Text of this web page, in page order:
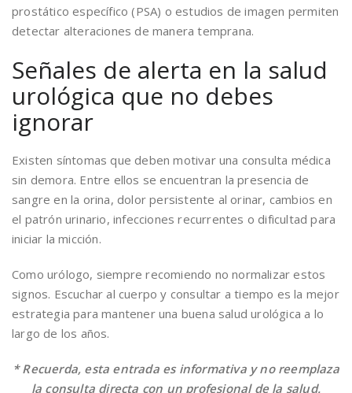
prostático específico (PSA) o estudios de imagen permiten
detectar alteraciones de manera temprana.
Señales de alerta en la salud
urológica que no debes
ignorar
Existen síntomas que deben motivar una consulta médica
sin demora. Entre ellos se encuentran la presencia de
sangre en la orina, dolor persistente al orinar, cambios en
el patrón urinario, infecciones recurrentes o dificultad para
iniciar la micción.
Como urólogo, siempre recomiendo no normalizar estos
signos. Escuchar al cuerpo y consultar a tiempo es la mejor
estrategia para mantener una buena salud urológica a lo
largo de los años.
* Recuerda, esta entrada es informativa y no reemplaza
la consulta directa con un profesional de la salud.